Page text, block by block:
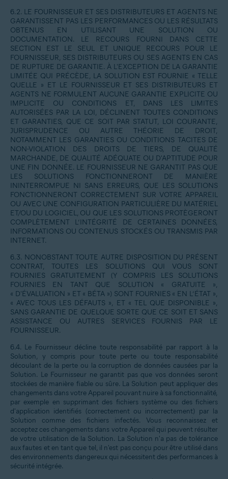
6.2. LE FOURNISSEUR ET SES DISTRIBUTEURS ET AGENTS NE
GARANTISSENT PAS LES PERFORMANCES OU LES RÉSULTATS
OBTENUS EN UTILISANT UNE SOLUTION OU
DOCUMENTATION. LE RECOURS FOURNI DANS CETTE
SECTION EST LE SEUL ET UNIQUE RECOURS POUR LE
FOURNISSEUR, SES DISTRIBUTEURS OU SES AGENTS EN CAS
DE RUPTURE DE GARANTIE. À L'EXCEPTION DE LA GARANTIE
LIMITÉE QUI PRÉCÈDE, LA SOLUTION EST FOURNIE « TELLE
QUELLE » ET LE FOURNISSEUR ET SES DISTRIBUTEURS ET
AGENTS NE FORMULENT AUCUNE GARANTIE EXPLICITE OU
IMPLICITE OU CONDITIONS ET, DANS LES LIMITES
AUTORISÉES PAR LA LOI, DÉCLINENT TOUTES CONDITIONS
ET GARANTIES, QUE CE SOIT PAR STATUT, LOI COURANTE,
JURISPRUDENCE OU AUTRE THÉORIE DE DROIT,
NOTAMMENT LES GARANTIES OU CONDITIONS TACITES DE
NON-VIOLATION DES DROITS DE TIERS, DE QUALITÉ
MARCHANDE, DE QUALITÉ ADÉQUATE OU D'APTITUDE POUR
UNE FIN DONNÉE. LE FOURNISSEUR NE GARANTIT PAS QUE
LES SOLUTIONS FONCTIONNERONT DE MANIÈRE
ININTERROMPUE NI SANS ERREURS, QUE LES SOLUTIONS
FONCTIONNERONT CORRECTEMENT SUR VOTRE APPAREIL
OU AVEC UNE CONFIGURATION PARTICULIÈRE DU MATÉRIEL
ET/OU DU LOGICIEL, OU QUE LES SOLUTIONS PROTÈGERONT
COMPLÈTEMENT L’INTÉGRITÉ DE CERTAINES DONNÉES,
INFORMATIONS OU CONTENUS STOCKÉS OU TRANSMIS PAR
INTERNET.
6.3. NONOBSTANT TOUTE AUTRE DISPOSITION DU PRÉSENT
CONTRAT, TOUTES LES SOLUTIONS QUI VOUS SONT
FOURNIES GRATUITEMENT (Y COMPRIS LES SOLUTIONS
FOURNIES EN TANT QUE SOLUTION « GRATUITE »,
« D'ÉVALUATION » ET « BÉTA ») SONT FOURNIES « EN L’ÉTAT »,
« AVEC TOUS LES DÉFAUTS », ET « TEL QUE DISPONIBLE »,
SANS GARANTIE DE QUELQUE SORTE QUE CE SOIT ET SANS
ASSISTANCE OU AUTRES SERVICES FOURNIS PAR LE
FOURNISSEUR.
6.4. Le Fournisseur décline toute responsabilité par rapport à la
Solution, y compris pour toute perte ou toute responsabilité
découlant de la perte ou la corruption de données causées par la
Solution. Le Fournisseur ne garantit pas que vos données seront
stockées de manière fiable ou sûre. La Solution peut appliquer des
changements dans votre Appareil pouvant nuire à sa fonctionnalité,
par exemple en supprimant des fichiers système ou des fichiers
d'application identifiés (correctement ou incorrectement) par la
Solution comme des fichiers infectés. Vous reconnaissez et
acceptez ces changements dans votre Appareil qui peuvent résulter
de votre utilisation de la Solution. La Solution n'a pas de tolérance
aux fautes et en tant que tel, il n'est pas conçu pour être utilisé dans
des environnements dangereux qui nécessitent des performances à
sécurité intégrée.